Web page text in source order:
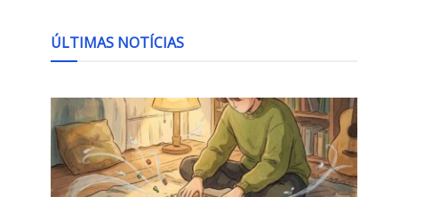
ÚLTIMAS NOTÍCIAS